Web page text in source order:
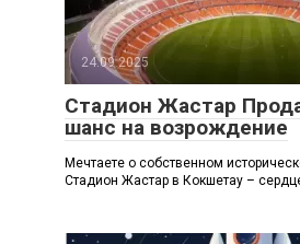
24.09.2025
Стадион Жастар
шанс на возрождение
Мечтаете о собственном
Стадион Жастар в Кокшетау –